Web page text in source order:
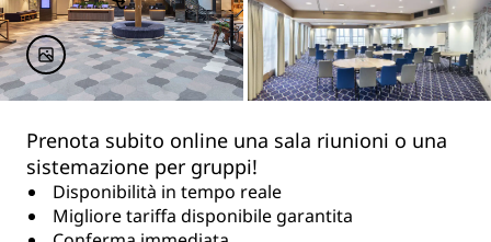
Prenota subito online una sala riunioni o una
sistemazione per gruppi!
Disponibilità in tempo reale
Migliore tariffa disponibile garantita